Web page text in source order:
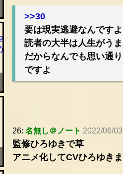
>>30
要は現実逃避なんです
読者の大半は人生がう
だからなんでも思い通
ですよ
26: 名無し＠ノート 2022/06/
監修ひろゆきで草
アニメ化してCVひろゆき